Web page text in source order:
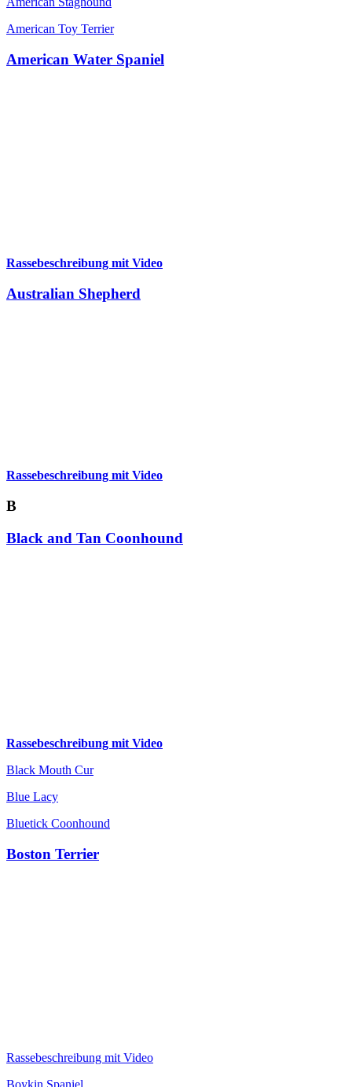
American Toy Terrier
American Water Spaniel
Rassebeschreibung mit Video
Australian Shepherd
Rassebeschreibung mit Video
B
Black and Tan Coonhound
Rassebeschreibung mit Video
Black Mouth Cur
Blue Lacy
Bluetick Coonhound
Boston Terrier
Rassebeschreibung mit Video
Boykin Spaniel